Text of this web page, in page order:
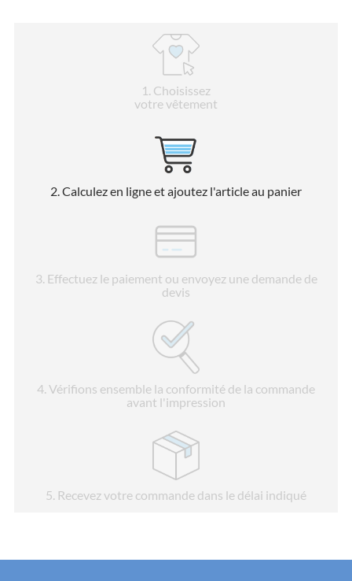
1 . Choisissez
votre vêtement
2. Calculez en ligne et ajoutez l'article au panier
3. Effectuez le paiement ou envoyez une demande de
devis
4 . Vérifions ensemble la conformité de la commande
avant l'impression
5. Recevez votre commande dans le délai indiqué